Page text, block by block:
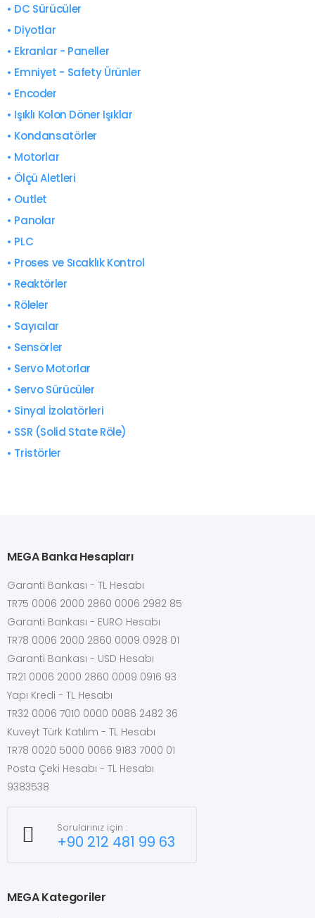
• DC Sürücüler
• Diyotlar
• Ekranlar - Paneller
• Emniyet - Safety Ürünler
• Encoder
• Işıklı Kolon Döner Işıklar
• Kondansatörler
• Motorlar
• Ölçü Aletleri
• Outlet
• Panolar
• PLC
• Proses ve Sıcaklık Kontrol
• Reaktörler
• Röleler
• Sayıcılar
• Sensörler
• Servo Motorlar
• Servo Sürücüler
• Sinyal İzolatörleri
• SSR (Solid State Röle)
• Tristörler
MEGA Banka Hesapları
Garanti Bankası - TL Hesabı
TR75 0006 2000 2860 0006 2982 85
Garanti Bankası - EURO Hesabı
TR78 0006 2000 2860 0009 0928 01
Garanti Bankası - USD Hesabı
TR21 0006 2000 2860 0009 0916 93
Yapı Kredi - TL Hesabı
TR32 0006 7010 0000 0086 2482 36
Kuveyt Türk Katılım - TL Hesabı
TR78 0020 5000 0066 9183 7000 01
Posta Çeki Hesabı - TL Hesabı
9383538
Sorularınız için :
+90 212 481 99 63
MEGA Kategoriler